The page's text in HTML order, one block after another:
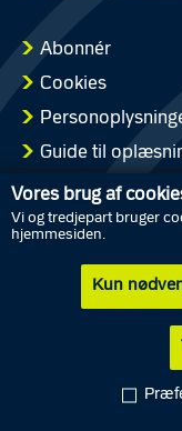
Vores brug af
Vi og tredjepart bruger
hjemmesiden.
Kun
Abonnér
Cookies
Guide til
In English
Om Center for